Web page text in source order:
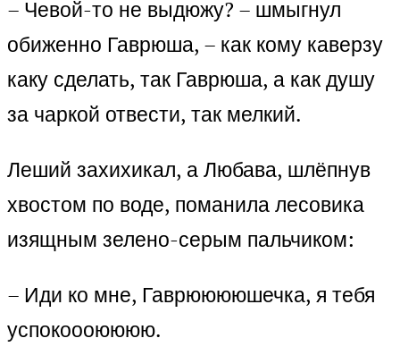
– Чевой-то не выдюжу? – шмыгнул
обиженно Гаврюша, – как кому каверзу
каку сделать, так Гаврюша, а как душу
за чаркой отвести, так мелкий.
Леший захихикал, а Любава, шлёпнув
хвостом по воде, поманила лесовика
изящным зелено-серым пальчиком:
– Иди ко мне, Гаврююююшечка, я тебя
успокоооюююю.